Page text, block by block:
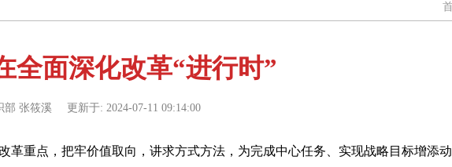
全面深化改革“进行时”
部 张筱溪 更新于: 2024-07-11 09:14:00
革重点，把牢价值取向，讲求方式方法，为完成中心任务、实现战略目标增添